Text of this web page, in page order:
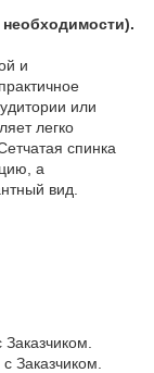
и
или
легко
спинка
а
вид.
Заказчиком.